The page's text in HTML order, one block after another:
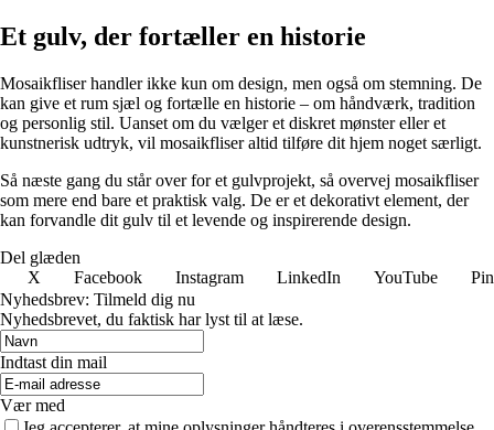
Et gulv, der fortæller en historie
Mosaikfliser handler ikke kun om design, men også om stemning. De
kan give et rum sjæl og fortælle en historie – om håndværk, tradition
og personlig stil. Uanset om du vælger et diskret mønster eller et
kunstnerisk udtryk, vil mosaikfliser altid tilføre dit hjem noget særligt.
Så næste gang du står over for et gulvprojekt, så overvej mosaikfliser
som mere end bare et praktisk valg. De er et dekorativt element, der
kan forvandle dit gulv til et levende og inspirerende design.
Del glæden
X
Facebook Instagram LinkedIn YouTube
Nyhedsbrev: Tilmeld dig nu
Nyhedsbrevet, du faktisk har lyst til at læse.
Indtast din mail
Vær med